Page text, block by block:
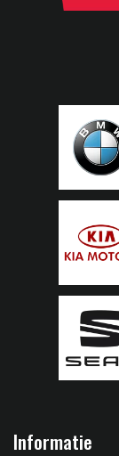
Informatie